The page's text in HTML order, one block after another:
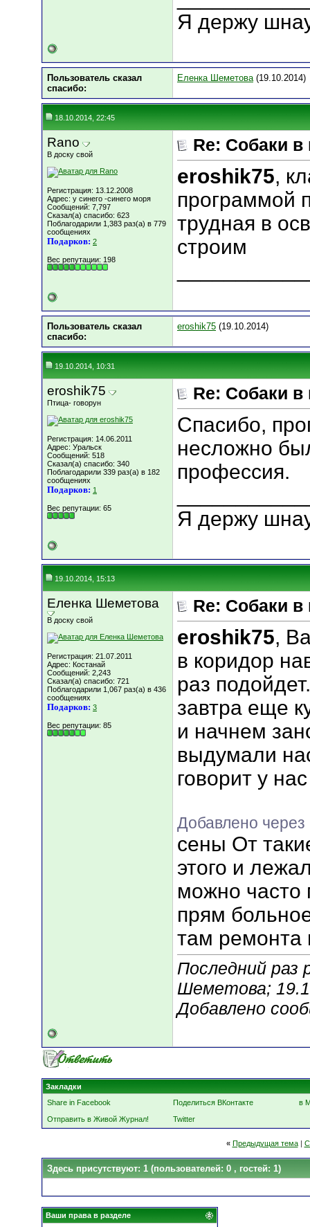
Я держу
Пользователь сказал
cпасибо:
Еленка Шеметова(19.10.2014)
18.10.2014, 22:45
Rano
В доску свой
Регистрация: 13.12.2008
Адрес: у синего -синего моря
Сообщений: 7,797
Сказал(а) спасибо: 623
Поблагодарили 1,383 раз(а) в 779
сообщениях
Подарков: 2
Вес репутации: 198
Re: Собаки в
eroshik75,
программой
трудная в
строим
Пользователь сказал
cпасибо:
eroshik75 (19.10.2014)
19.10.2014, 10:31
eroshik75
Птица- говорун
Регистрация: 14.06.2011
Адрес: Уральск
Сообщений: 518
Сказал(а) спасибо: 340
Поблагодарили 339 раз(а) в 182
сообщениях
Подарков: 1
Вес репутации: 65
Re: Собаки в
Спасибо,
несложно
профессия.
Я держу
19.10.2014, 15:13
Еленка Шеметова
В доску свой
Регистрация: 21.07.2011
Адрес: Костанай
Сообщений: 2,243
Сказал(а) спасибо: 721
Поблагодарили 1,067 раз(а) в 436
сообщениях
Подарков: 3
Вес репутации: 85
Re: Собаки в
eroshik75,
в коридор
раз
завтра еще
и начнем
выдумали
говорит у
Добавлено
сены От
этого и
можно часто
прям
там ремонта
Последний раз
Шеметова;
Добавлено
Закладки
Share in Facebook
Поделиться ВКонтакте
в
Отправить в Живой Журнал!
Twitter
« Предыдущая тема|
Здесь присутствуют: 1 (пользователей: 0 , гостей: 1)
Ваши права в разделе